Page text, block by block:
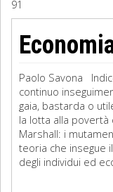
Filosofia
Storia
Matematica
Diritto
91
Paolo Savona
continuo
gaia, bastarda o
la lotta alla
Marshall: i
teoria che insegue
degli individui ed